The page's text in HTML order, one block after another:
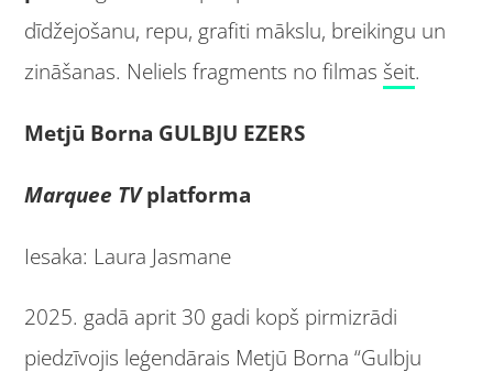
dīdžejošanu, repu, grafiti mākslu, breikingu un
zināšanas. Neliels fragments no filmas šeit.
Metjū Borna GULBJU EZERS
Marquee TVplatforma
Iesaka: Laura Jasmane
2025. gadā aprit 30 gadi kopš pirmizrādi
piedzīvojis leģendārais Metjū Borna “Gulbju